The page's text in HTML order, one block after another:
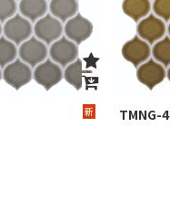
新 TMNG-4